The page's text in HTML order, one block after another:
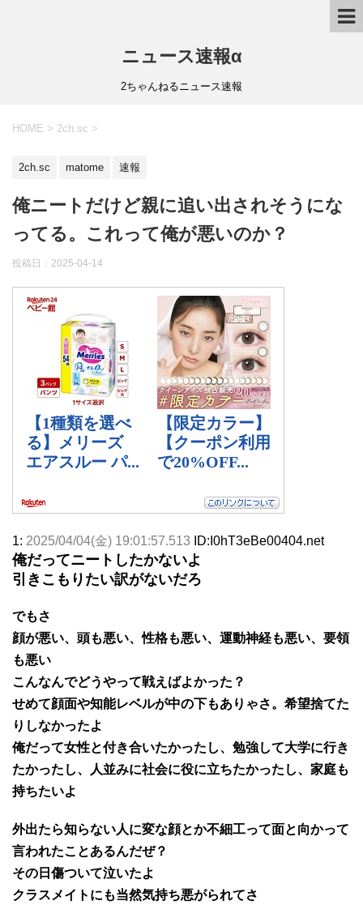
ニュース速報α
2ちゃんねるニュース速報
HOME > 2ch.sc >
2ch.sc matome 速報
俺ニートだけど親に追い出されそうにな
ってる。これって俺が悪いのか？
投稿日： 2025-04-14
1: 2025/04/04(金) 19:01:57.513 ID:I0hT3eBe00404.net
俺だってニートしたかないよ
引きこもりたい訳がないだろ
でもさ
顔が悪い、頭も悪い、性格も悪い、運動神経も悪い、要領
も悪い
こんなんでどうやって戦えばよかった？
せめて顔面や知能レベルが中の下もありゃさ。希望捨てた
りしなかったよ
俺だって女性と付き合いたかったし、勉強して大学に行き
たかったし、人並みに社会に役に立ちたかったし、家庭も
持ちたいよ
外出たら知らない人に変な顔とか不細工って面と向かって
言われたことあるんだぜ？
その日傷ついて泣いたよ
クラスメイトにも当然気持ち悪がられてさ